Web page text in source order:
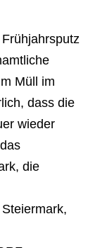
Müll im
dass die
wieder
die